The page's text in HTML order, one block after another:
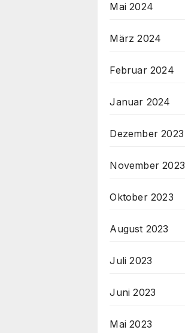
Mai 2024
März 2024
Februar 2024
Januar 2024
Dezember 2023
November 2023
Oktober 2023
August 2023
Juli 2023
Juni 2023
Mai 2023